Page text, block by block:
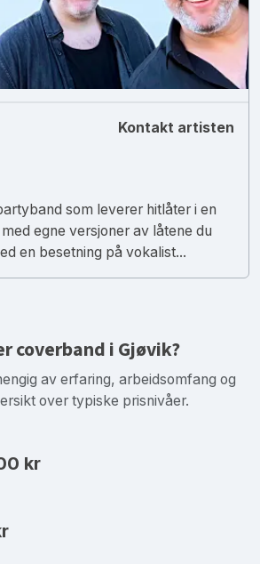
Kontakt artisten
som leverer hitlåter i en
egne versjoner av låtene du
en besetning på vokalist...
coverband i Gjøvik?
av erfaring, arbeidsomfang og
over typiske prisnivåer.
kr